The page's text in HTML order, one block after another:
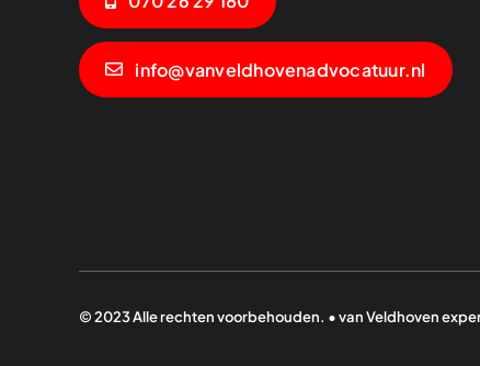
info@vanveldhovenadvocatuur.nl
© 2023 Alle rechten voorbehouden. • van Veldhoven